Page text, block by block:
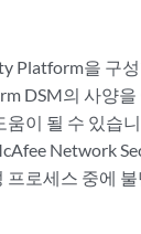
Platform을 구
DSM의 사양을
이 될 수 있습
Network
로세스 중에